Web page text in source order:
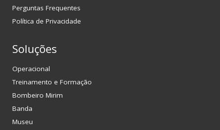
Perguntas Frequentes
Política de Privacidade
Soluções
Operacional
Treinamento e Formação
Bombeiro Mirim
Banda
Museu